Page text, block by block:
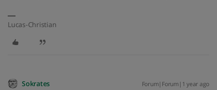
Lucas-Christian
Sokrates Forum|Forum|1 year ago